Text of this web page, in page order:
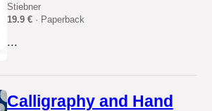
Stiebner
19.9 €· Paperback
...
Calligraphy and Hand